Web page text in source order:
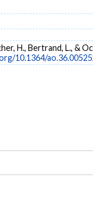
H., Bertrand, L.,
10.1364/